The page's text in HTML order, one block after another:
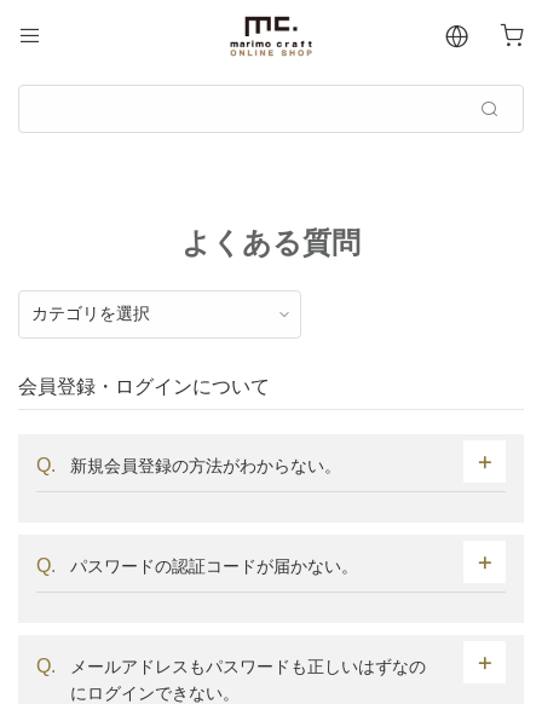
よくある質問
会員登録・ログインについて
新規会員登録の方法がわからない。
パスワードの認証コードが届かない。
メールアドレスもパスワードも正しいはずなの
にログインできない。